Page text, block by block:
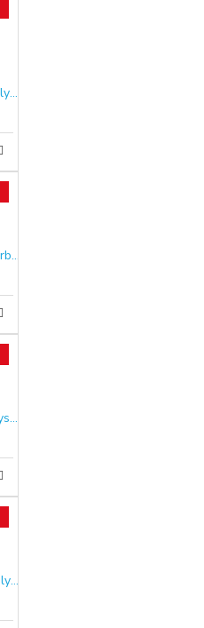
Midea sieninis šilumos siurblys oras-oras Solstice EZ, 2.6/2.9 kW, pilkos spalvos
Hisense sieninis šilumos siurblys oras-oras ENERGY PRO+, 2.6/3.2 kW
MDV sieninis šilumos siurblys oras-oras Frost Nordic, 3.50/3.81 kW
Daikin sieninis šilumos siurblys oras-oras NORDIC Comfora, 2.5/3.2 kW